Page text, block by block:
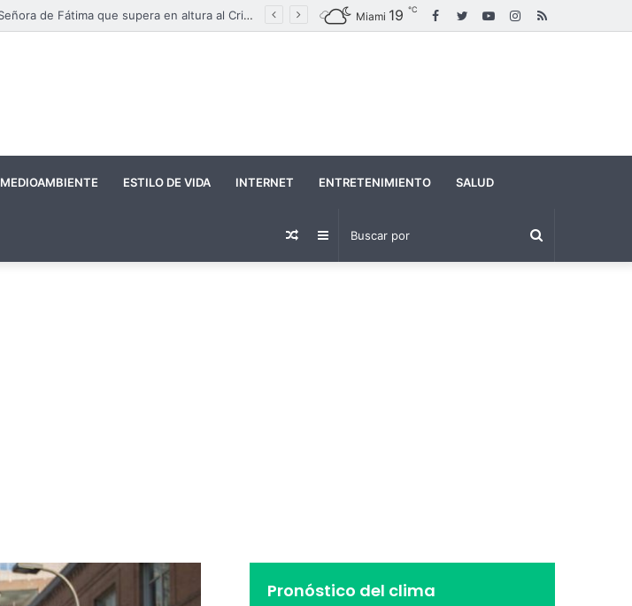
Maduro canta “Imagine” en un acto político en medio de crecientes tensiones con Estados Unidos RSS
Instagram
YouTube
Twitter
Facebook
Miami 19 ℃
MEDIOAMBIENTE ESTILO DE VIDA INTERNET ENTRETENIMIENTO SALUD
Barra
Publicación
Pronóstico del clima